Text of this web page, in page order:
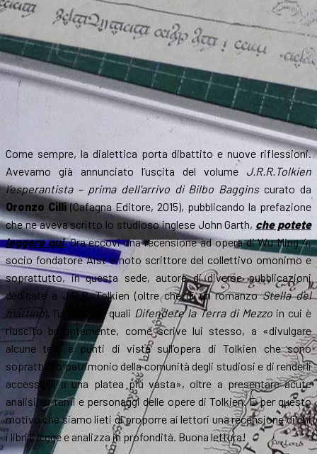
Come sempre, la dialettica porta dibattito e nuove riflessioni.
Avevamo già annunciato l’uscita del volume J.R.R.Tolkien
l’esperantista – prima dell’arrivo di Bilbo Bagginscurato da
Oronzo Cilli(Cafagna Editore, 2015), pubblicando la prefazione
che ne aveva scritto lo studioso inglese John Garth, che potete
leggere qui. Ora eccovi una recensione ad opera di Wu Ming 4,
socio fondatore Aist e noto scrittore del collettivo omonimo e
soprattutto, in questa sede, autore di diverse pubblicazioni
dedicate a J.R.R. Tolkien (oltre che di un romanzoStella del
mattino), l’ultimo dei quali Difendere la Terra di Mezzo in cui è
riuscito brillantemente, come scrive lui stesso, a «divulgare
alcune tesi e punti di vista sull’opera di Tolkien che sono
soprattutto patrimonio della comunità degli studiosi e di renderli
accessibili a una platea più vasta», oltre a presentare acute
analisi su temi e personaggi delle opere di Tolkien. È per questo
motivo che siamo lieti di proporre ai lettori una recensione di chi
i libri li legge e analizza in profondità. Buona lettura!